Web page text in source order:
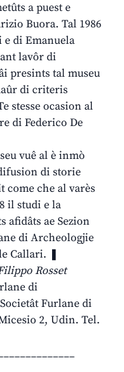
a puest e
Buora. Tal 1986
di Emanuela
lavôr di
presints tal museu
di criteris
stesse ocasion al
di Federico De
vuê al è inmò
di storie
che al varès
il studi e la
afidâts ae Sezion
di Archeologjie
Callari. ❚
Rosset
di
Furlane di
2, Udin. Tel.